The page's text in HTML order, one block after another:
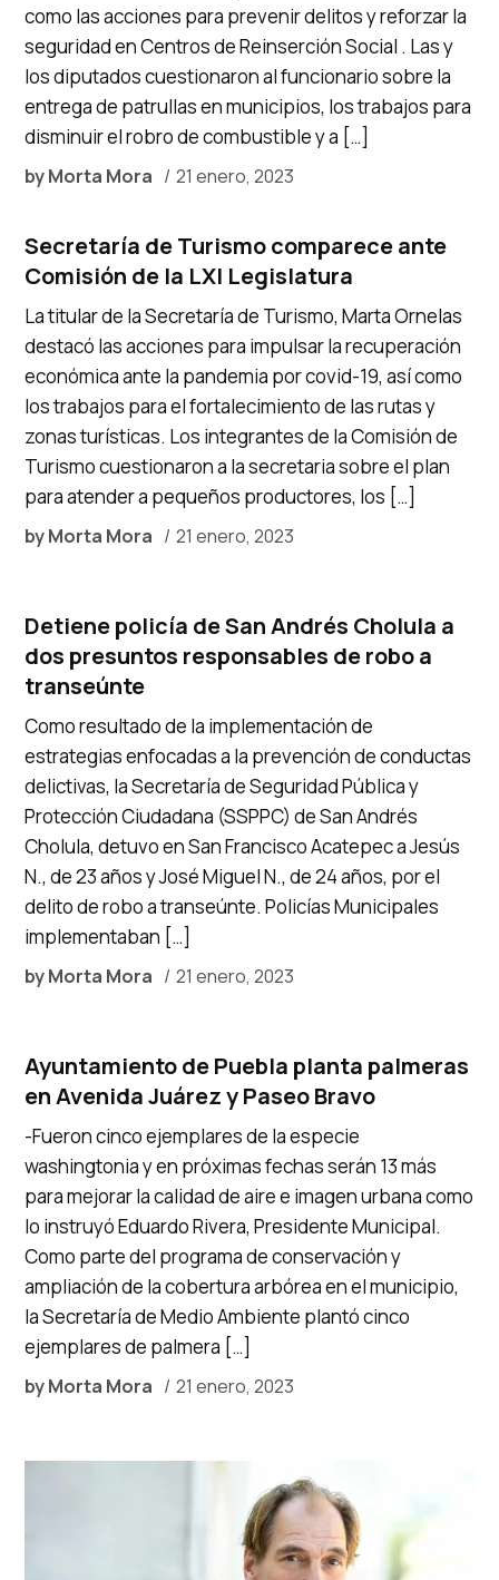
byMorta Mora 21 enero, 2023
como las acciones para prevenir delitos y reforzar la
seguridad en Centros de Reinserción Social . Las y
los diputados cuestionaron al funcionario sobre la
entrega de patrullas en municipios, los trabajos para
disminuir el robro de combustible y a […]
Secretaría de Turismo comparece ante
Comisión de la LXI Legislatura
byMorta Mora 21 enero, 2023
La titular de la Secretaría de Turismo, Marta Ornelas
destacó las acciones para impulsar la recuperación
económica ante la pandemia por covid-19, así como
los trabajos para el fortalecimiento de las rutas y
zonas turísticas. Los integrantes de la Comisión de
Turismo cuestionaron a la secretaria sobre el plan
para atender a pequeños productores, los […]
Detiene policía de San Andrés Cholula a
dos presuntos responsables de robo a
transeúnte
byMorta Mora 21 enero, 2023
Como resultado de la implementación de
estrategias enfocadas a la prevención de conductas
delictivas, la Secretaría de Seguridad Pública y
Protección Ciudadana (SSPPC) de San Andrés
Cholula, detuvo en San Francisco Acatepec a Jesús
N., de 23 años y José Miguel N., de 24 años, por el
delito de robo a transeúnte. Policías Municipales
implementaban […]
Ayuntamiento de Puebla planta palmeras
en Avenida Juárez y Paseo Bravo
byMorta Mora 21 enero, 2023
-Fueron cinco ejemplares de la especie
washingtonia y en próximas fechas serán 13 más
para mejorar la calidad de aire e imagen urbana como
lo instruyó Eduardo Rivera, Presidente Municipal.
Como parte del programa de conservación y
ampliación de la cobertura arbórea en el municipio,
la Secretaría de Medio Ambiente plantó cinco
ejemplares de palmera […]